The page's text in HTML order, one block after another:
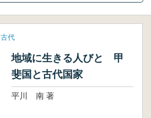
古代
地域に生きる人びと 甲
斐国と古代国家
平川 南 著